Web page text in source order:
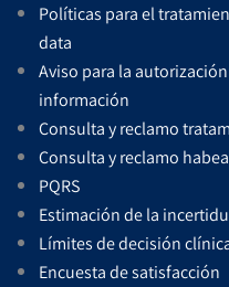
Políticas para el
data
Aviso para la
información
Consulta y reclamo
Consulta y reclamo
PQRS
Estimación de la
Límites de decisión
Encuesta de satisfacción